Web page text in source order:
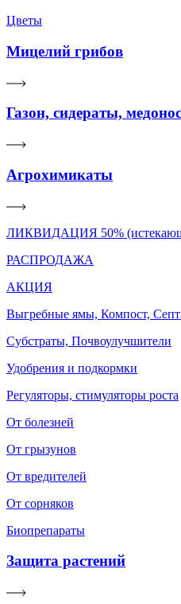
Цветы
Мицелий грибов
Газон, сидераты,
Агрохимикаты
ЛИКВИДАЦИЯ 50%
РАСПРОДАЖА
АКЦИЯ
Выгребные ямы, Компост,
Субстраты, Почвоулучшители
Удобрения и подкормки
Регуляторы, стимуляторы роста
От болезней
От грызунов
От вредителей
От сорняков
Биопрепараты
Защита растений